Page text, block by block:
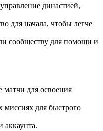
династией,
для начала, чтобы легче
сообществу для помощи и
матчи для освоения
миссиях для быстрого
аккаунта.